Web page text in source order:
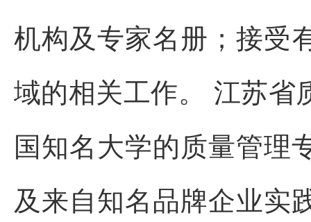
机构及专家名册；接受
域的相关工作。 江苏省
国知名大学的质量管理
及来自知名品牌企业实